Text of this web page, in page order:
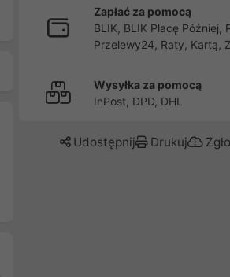
Zapłać za pomocą
BLIK, BLIK Płacę Później,
Przelewy24, Raty, Kartą,
Wysyłka za pomocą
InPost, DPD, DHL
Udostępnij Drukuj